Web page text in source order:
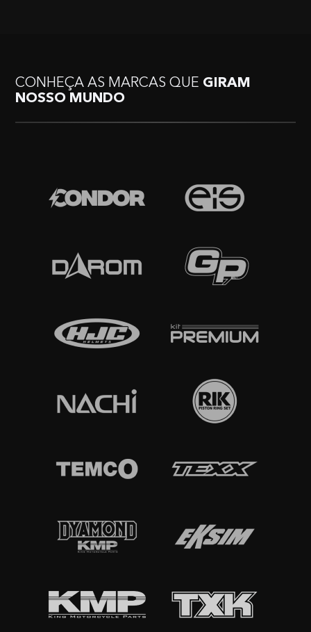
CONHEÇA AS MARCAS QUE GIRAM
NOSSO MUNDO